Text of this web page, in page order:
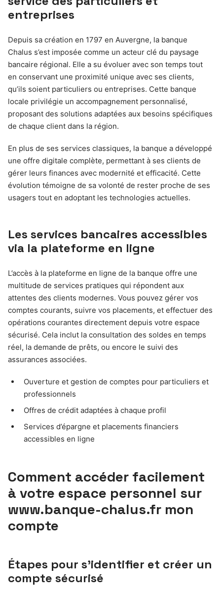
entreprises
Depuis sa création en 1797 en Auvergne, la banque
Chalus s’est imposée comme un acteur clé du paysage
bancaire régional. Elle a su évoluer avec son temps tout
en conservant une proximité unique avec ses clients,
qu’ils soient particuliers ou entreprises. Cette banque
locale privilégie un accompagnement personnalisé,
proposant des solutions adaptées aux besoins spécifiques
de chaque client dans la région.
En plus de ses services classiques, la banque a développé
une offre digitale complète, permettant à ses clients de
gérer leurs finances avec modernité et efficacité. Cette
évolution témoigne de sa volonté de rester proche de ses
usagers tout en adoptant les technologies actuelles.
Les services bancaires accessibles
via la plateforme en ligne
L’accès à la plateforme en ligne de la banque offre une
multitude de services pratiques qui répondent aux
attentes des clients modernes. Vous pouvez gérer vos
comptes courants, suivre vos placements, et effectuer des
opérations courantes directement depuis votre espace
sécurisé. Cela inclut la consultation des soldes en temps
réel, la demande de prêts, ou encore le suivi des
assurances associées.
Ouverture et gestion de comptes pour particuliers et
professionnels
Offres de crédit adaptées à chaque profil
Services d’épargne et placements financiers
accessibles en ligne
Comment accéder facilement
à votre espace personnel sur
www.banque-chalus.fr mon
compte
Étapes pour s’identifier et créer un
compte sécurisé